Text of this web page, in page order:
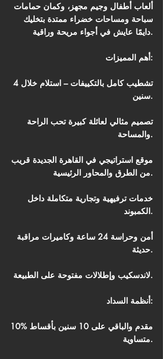
ألعاب أطفال وجيم مجهز، وكمان حمامات
سباحة ومساحات خضراء ممتدة بتخليك
دايمًا عايش في أجواء مريحة وراقية.
أهم المميزات:
تشطيب كامل بالتكييفات – استلام خلال 4
سنين.
تصميم مثالي لعائلة كبيرة تحب الراحة
والمساحة.
موقع استراتيجي في القاهرة الجديدة قريب
من الطرق والمحاور الرئيسية.
خدمات ترفيهية وتجارية متكاملة داخل
الكمبوند.
أمن وحراسة 24 ساعة وكاميرات مراقبة
حديثة.
لاندسكيب وإطلالات مفتوحة على الطبيعة.
أنظمة السداد:
10% مقدم والباقي على 10 سنين بأقساط
متساوية.